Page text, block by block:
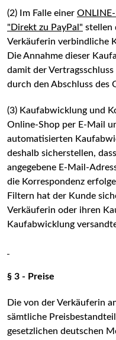
(2) Im Falle einer
"Direkt zu PayPal" stellen
Verkäuferin verbindliche
Die Annahme dieser
damit der
durch den Abschluss des
(3) Kaufabwicklung und
Online-Shop per E-Mail
automatisierten
deshalb sicherstellen,
angegebene E-Mail-
die Korrespondenz
Filtern hat der Kunde
Verkäuferin oder ihren
Kaufabwicklung
§ 3 - Preise
Die von der Verkäuferin
sämtliche
gesetzlichen deutschen